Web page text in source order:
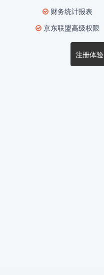
财务统计报表
京东联盟高级权限
注册体验